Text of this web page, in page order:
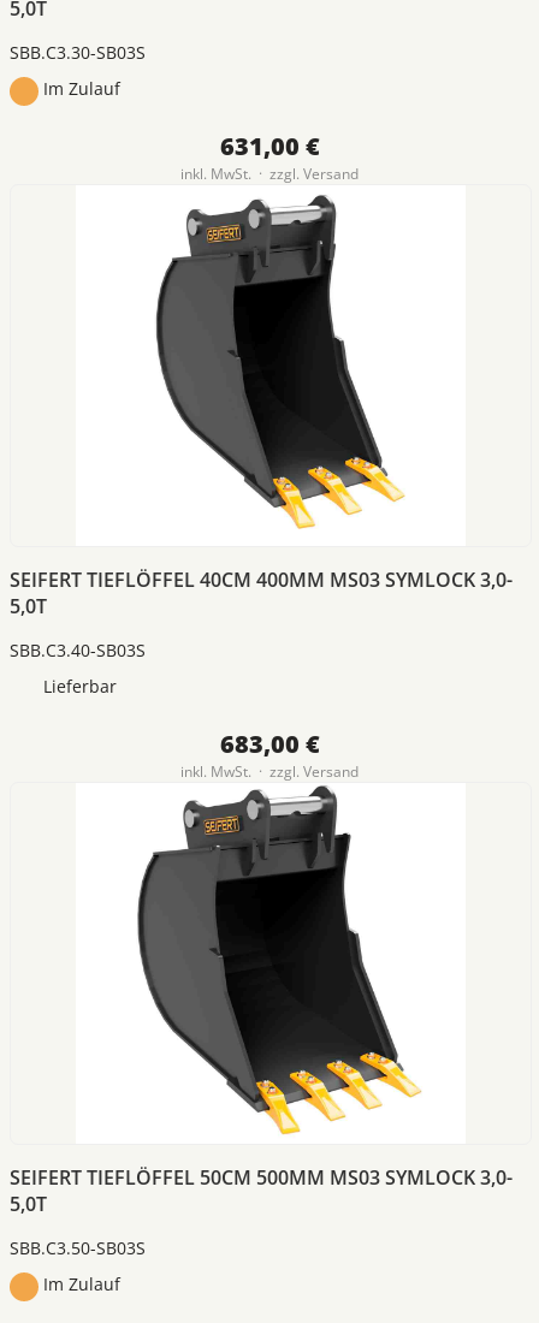
5,0T
SBB.C3.30-SB03S
Im Zulauf
631,00 €
inkl. MwSt. · zzgl. Versand
SEIFERT TIEFLÖFFEL 40CM 400MM MS03 SYMLOCK 3,0-
5,0T
SBB.C3.40-SB03S
Lieferbar
683,00 €
inkl. MwSt. · zzgl. Versand
SEIFERT TIEFLÖFFEL 50CM 500MM MS03 SYMLOCK 3,0-
5,0T
SBB.C3.50-SB03S
Im Zulauf